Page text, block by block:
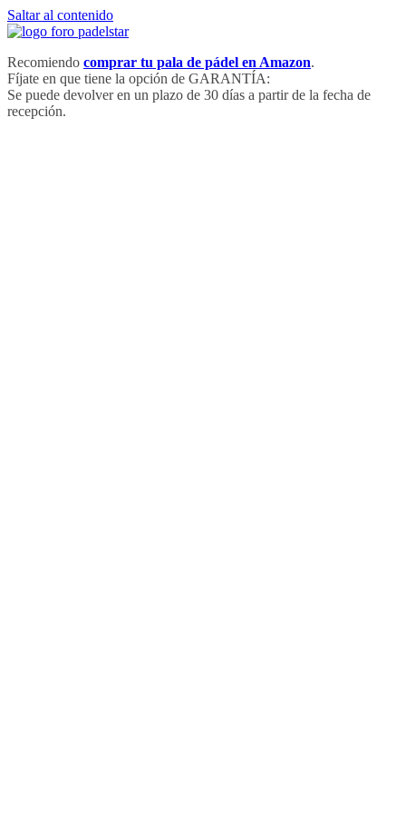
Saltar al contenido
Recomiendo comprar tu pala de pádel en Amazon.
Fíjate en que tiene la opción de GARANTÍA:
Se puede devolver en un plazo de 30 días a partir de la fecha de
recepción.